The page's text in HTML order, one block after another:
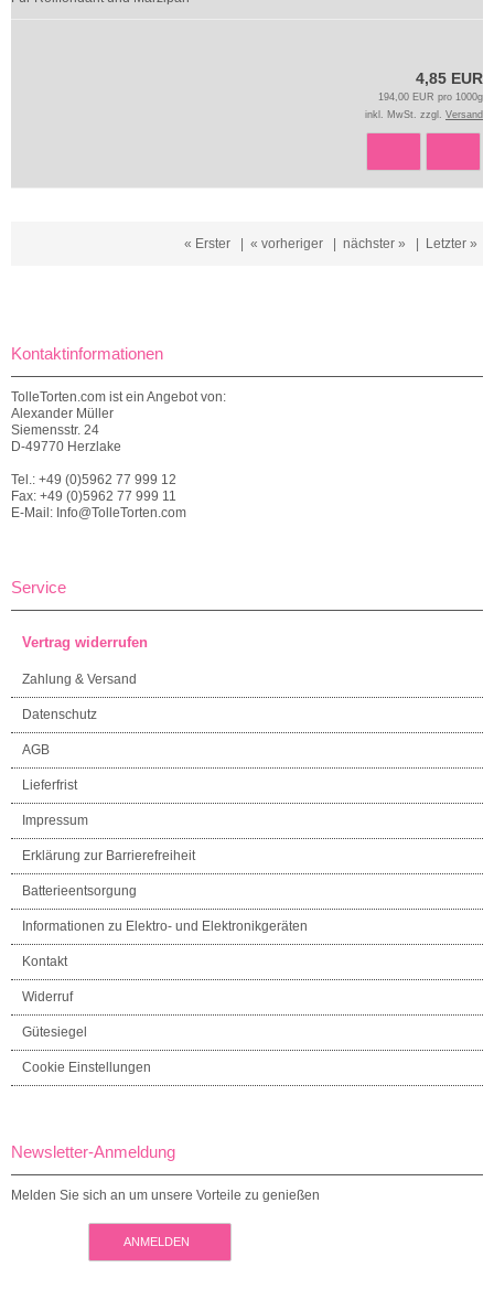
4,85 EUR
194,00 EUR pro 1000g
inkl. MwSt. zzgl. Versand
« Erster | « vorheriger | nächster » | Letzter »
Kontaktinformationen
TolleTorten.com ist ein Angebot von:
Alexander Müller
Siemensstr. 24
D-49770 Herzlake
Tel.: +49 (0)5962 77 999 12
Fax: +49 (0)5962 77 999 11
E-Mail: Info@TolleTorten.com
Service
Vertrag widerrufen
Zahlung & Versand
Datenschutz
AGB
Lieferfrist
Impressum
Erklärung zur Barrierefreiheit
Batterieentsorgung
Informationen zu Elektro- und Elektronikgeräten
Kontakt
Widerruf
Gütesiegel
Cookie Einstellungen
Newsletter-Anmeldung
Melden Sie sich an um unsere Vorteile zu genießen
ANMELDEN